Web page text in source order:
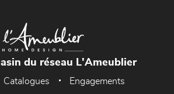
du réseau L'Ameublier
Catalogues Engagements